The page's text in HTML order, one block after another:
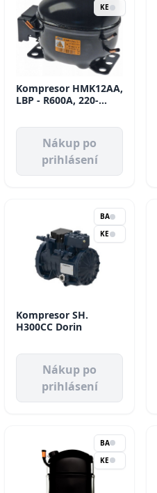
KE
Kompresor HMK12AA,
LBP - R600A, 220-
Nákup po
prihlásení
BA
KE
Kompresor SH.
H300CC Dorin
Nákup po
prihlásení
BA
KE